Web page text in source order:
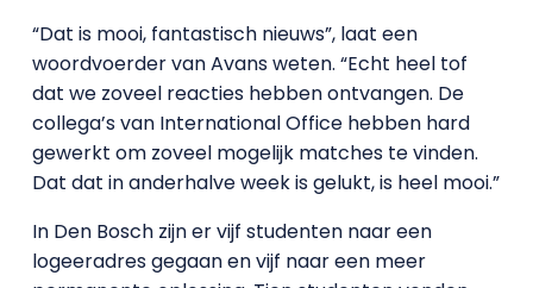
“Dat is mooi, fantastisch nieuws”, laat een
woordvoerder van Avans weten. “Echt heel tof
dat we zoveel reacties hebben ontvangen. De
collega’s van International Office hebben hard
gewerkt om zoveel mogelijk matches te vinden.
Dat dat in anderhalve week is gelukt, is heel mooi.”
In Den Bosch zijn er vijf studenten naar een
logeeradres gegaan en vijf naar een meer